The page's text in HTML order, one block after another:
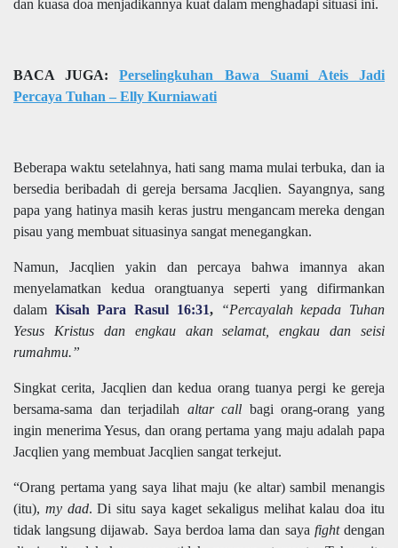
dan kuasa doa menjadikannya kuat dalam menghadapi situasi ini.
BACA JUGA:Perselingkuhan Bawa Suami Ateis Jadi
Percaya Tuhan – Elly Kurniawati
Beberapa waktu setelahnya, hati sang mama mulai terbuka, dan ia
bersedia beribadah di gereja bersama Jacqlien. Sayangnya, sang
papa yang hatinya masih keras justru mengancam mereka dengan
pisau yang membuat situasinya sangat menegangkan.
Namun, Jacqlien yakin dan percaya bahwa imannya akan
menyelamatkan kedua orangtuanya seperti yang difirmankan
dalam Kisah Para Rasul 16:31,
“Percayalah kepada Tuhan
Yesus Kristus dan engkau akan selamat, engkau dan seisi
rumahmu.”
Singkat cerita, Jacqlien dan kedua orang tuanya pergi ke gereja
bersama-sama dan terjadilah altar call bagi orang-orang yang
ingin menerima Yesus, dan orang pertama yang maju adalah papa
Jacqlien yang membuat Jacqlien sangat terkejut.
“Orang pertama yang saya lihat maju (ke altar) sambil menangis
(itu), my dad. Di situ saya kaget sekaligus melihat kalau doa itu
tidak langsung dijawab. Saya berdoa lama dan saya fightdengan